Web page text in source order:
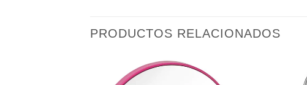
PRODUCTOS RELACIONADOS